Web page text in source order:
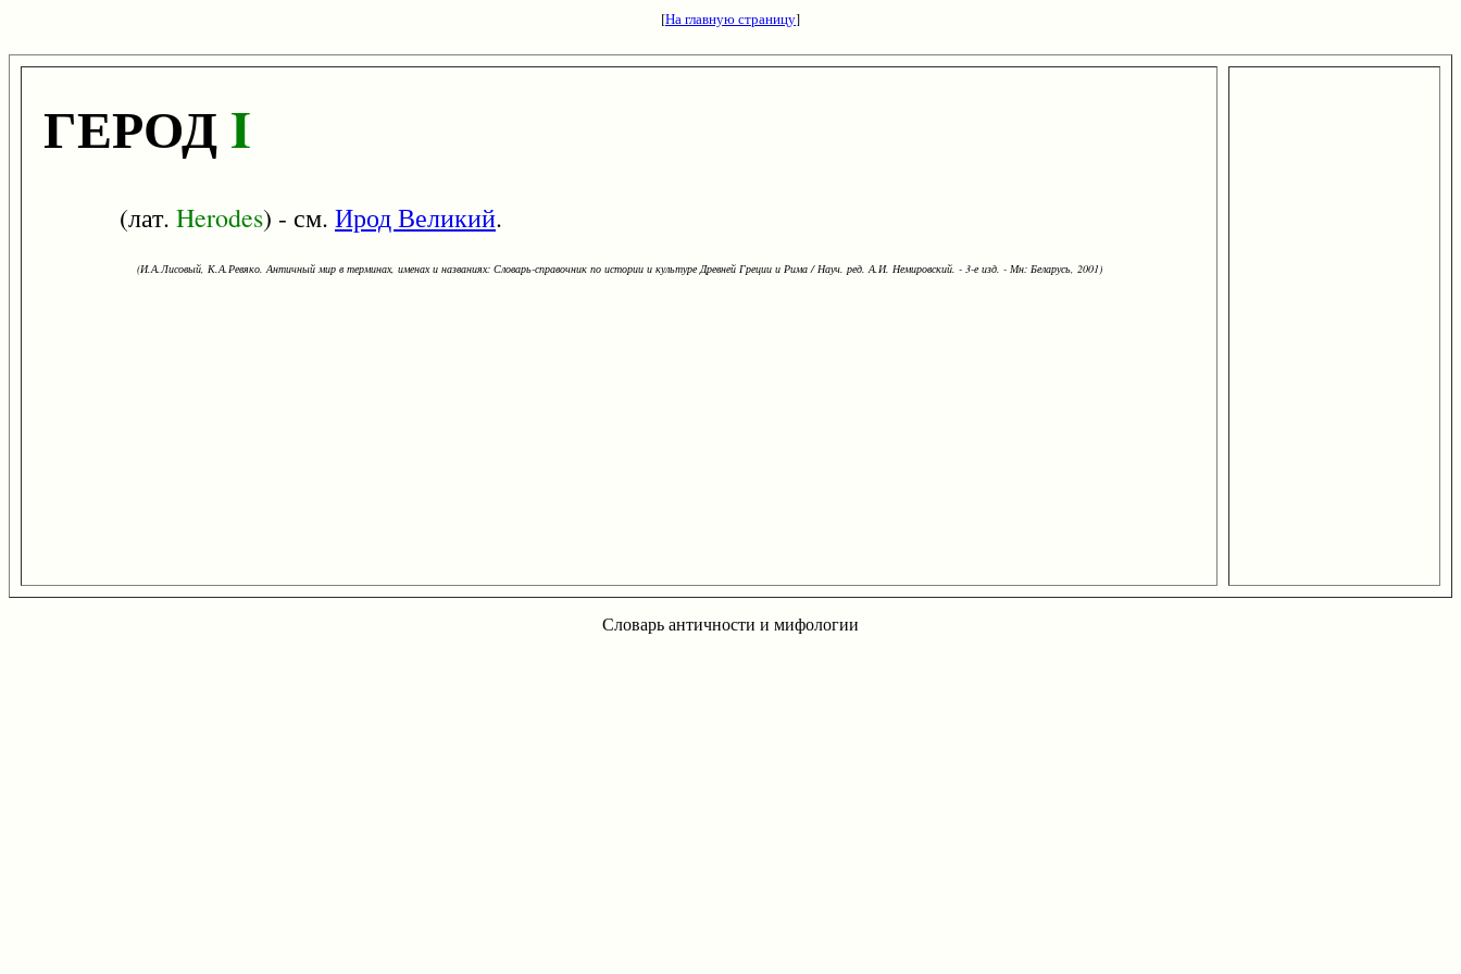
[На главную страницу]
ГЕРОДI
(лат. Herodes) - см. Ирод Великий.
(И.А.Лисовый, К.А.Ревяко. Античный мир в терминах, именах и названиях: Словарь-справочник по истории и культуре Древней Греции и Рима / Науч. ред. А.И. Немировский. - 3-е изд. - Мн: Беларусь, 2001)
Словарь античности и мифологии